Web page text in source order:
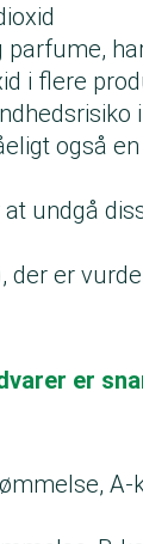
i flere
også
undgå
er
er
A-